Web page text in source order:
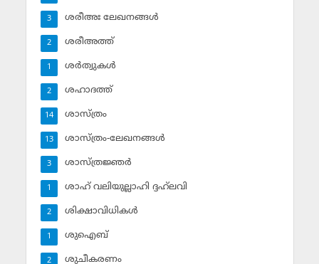
ശരീഅഃ ലേഖനങ്ങള്‍
3
ശരീഅത്ത്
2
ശര്‍ത്വുകള്‍
1
ശഹാദത്ത്
2
ശാസ്ത്രം
14
ശാസ്ത്രം-ലേഖനങ്ങള്‍
13
ശാസ്ത്രജ്ഞര്‍
3
ശാഹ് വലിയുല്ലാഹി ദ്ദഹ്‌ലവി
1
ശിക്ഷാവിധികള്‍
2
ശുഐബ്‌
1
ശുചീകരണം
2